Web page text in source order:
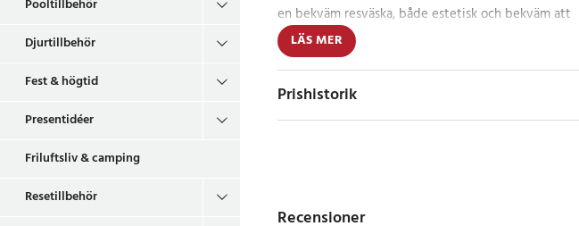
Pooltillbehör
Djurtillbehör
Fest & högtid
Presentidéer
Friluftsliv & camping
Resetillbehör
en bekväm resväska, både estetisk och bekväm att
bära.
- Kapacitet 28 L.
- Kylsystem: Peltier cell
- 2 funktioner: kallt och varmt
- Konstant temperatur i kylkammaren 16-20 ° C lägre /
LÄS MER
Prishistorik
Recensioner